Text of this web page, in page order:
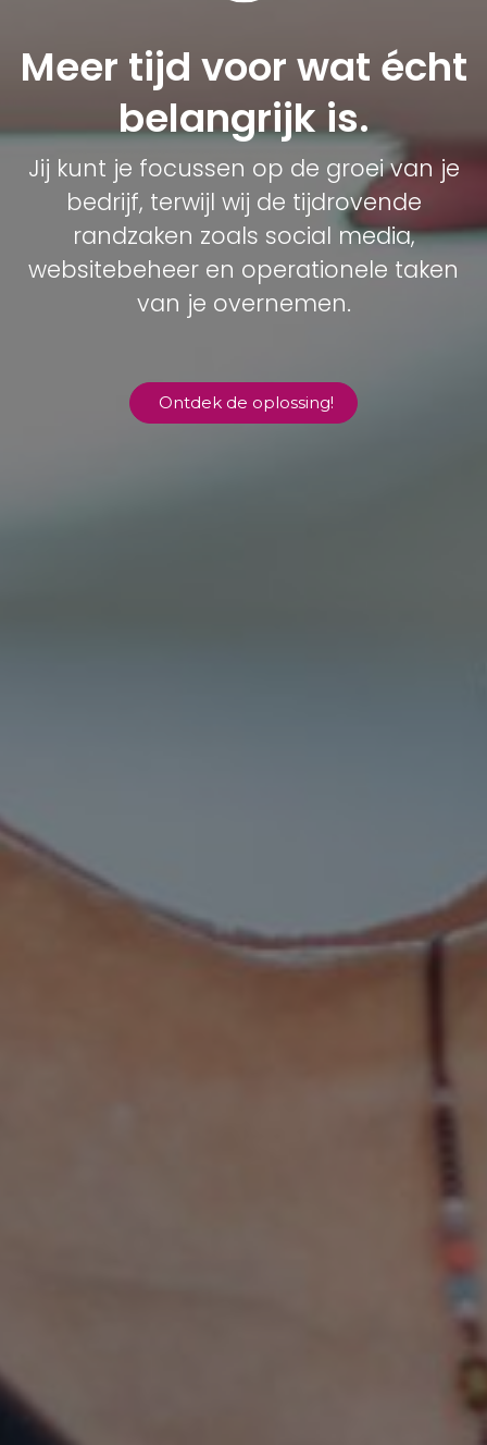
Meer tijd voor wa​t écht
belangrijk is.
Jij kunt je focussen op de groei van je
bedrijf, terwijl wij de tijdrovende
randzaken zoals social media,
websitebeheer en operationele taken
van je overnemen.
Ontdek de oplossing!